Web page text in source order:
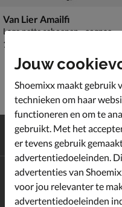
Van Lier Amailfi
Lage nette schoenen - cognac
€ 189,99
189
Gratisverzending en
Achterafbetalen
Altijd op de hoogte zijn?
Schrijf je in voor de
welkomstkorting!
Jouw
Shoemixx maakt gebruik
technieken om haar
functioneren en om te
gebruikt. Met het
er tevens gebruik
advertentiedoeleinden.
advertenties van
voor jou relevanter te
advertentiedoeleinden